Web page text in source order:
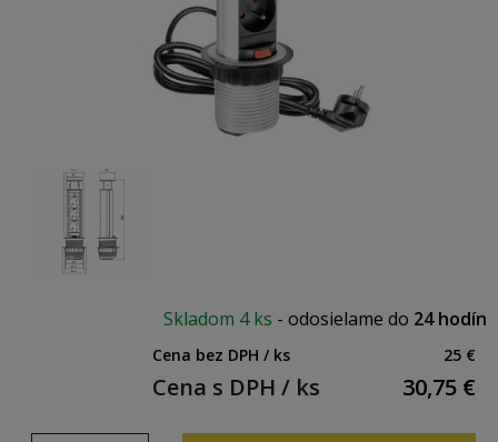
Skladom 4 ks - odosielame do 24 hodín
Cena bez DPH / ks 25 €
Cena s DPH / ks 30,75 €